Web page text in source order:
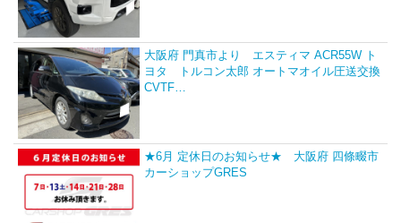
大阪府 門真市より エスティマ ACR55W ト
ヨタ トルコン太郎 オートマオイル圧送交換
CVTF…
★6月 定休日のお知らせ★ 大阪府 四條畷市
カーショップGRES